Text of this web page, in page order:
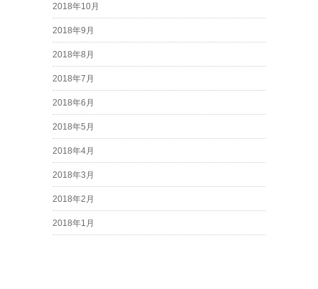
2018年10月
2018年9月
2018年8月
2018年7月
2018年6月
2018年5月
2018年4月
2018年3月
2018年2月
2018年1月